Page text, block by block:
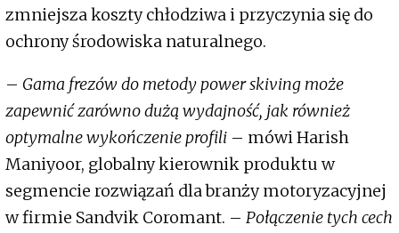
zmniejsza koszty chłodziwa i przyczynia się do
ochrony środowiska naturalnego.
– Gama frezów do metody power skiving może
zapewnić zarówno dużą wydajność, jak również
optymalne wykończenie profili – mówi Harish
Maniyoor, globalny kierownik produktu w
segmencie rozwiązań dla branży motoryzacyjnej
w firmie Sandvik Coromant. – Połączenie tych cech